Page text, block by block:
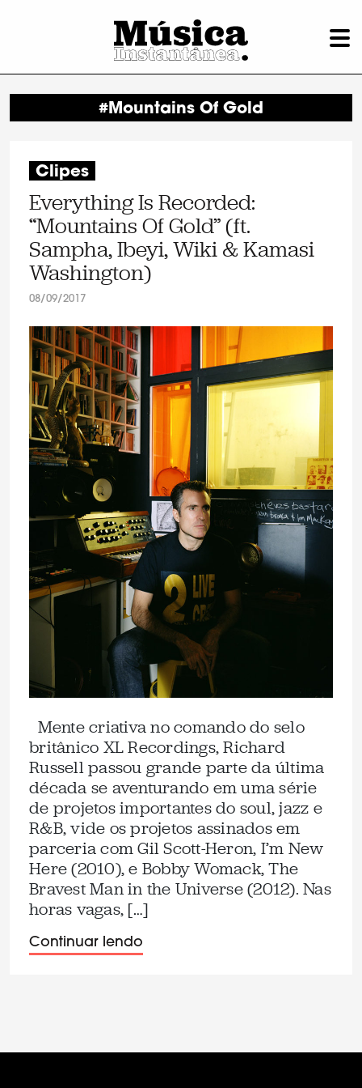
#Mountains Of Gold
Clipes
Everything Is Recorded:
“Mountains Of Gold” (ft.
Sampha, Ibeyi, Wiki & Kamasi
Washington)
08/09/2017
Mente criativa no comando do selo
britânico XL Recordings, Richard
Russell passou grande parte da última
década se aventurando em uma série
de projetos importantes do soul, jazz e
R&B, vide os projetos assinados em
parceria com Gil Scott-Heron, I’m New
Here (2010), e Bobby Womack, The
Bravest Man in the Universe (2012). Nas
horas vagas, […]
Continuar lendo